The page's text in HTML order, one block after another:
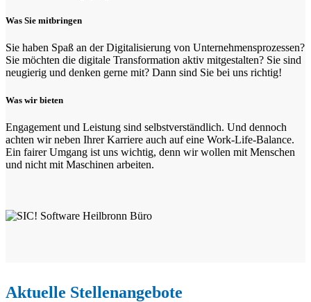
Was Sie mitbringen
Sie haben Spaß an der Digitalisierung von Unternehmensprozessen?
Sie möchten die digitale Transformation aktiv mitgestalten? Sie sind
neugierig und denken gerne mit? Dann sind Sie bei uns richtig!
Was wir bieten
Engagement und Leistung sind selbstverständlich. Und dennoch
achten wir neben Ihrer Karriere auch auf eine Work-Life-Balance.
Ein fairer Umgang ist uns wichtig, denn wir wollen mit Menschen
und nicht mit Maschinen arbeiten.
Aktuelle Stellenangebote